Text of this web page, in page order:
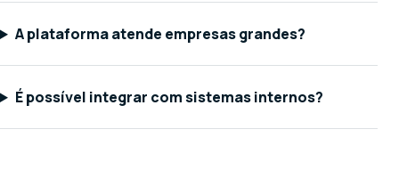
A plataforma atende empresas grandes?
É possível integrar com sistemas internos?